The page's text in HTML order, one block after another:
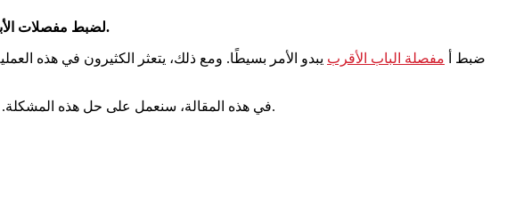
لضبط مفصلات الأبواب ذاتية الإغلاق، حدد مسامير الضبط الخاصة بتوتر الزنبرك، وسرعة الإغلاق، وسرعة القفل؛ وقم بإجراء تعديلات صغيرة.
ضبط أ مفصلة الباب الأقرب يبدو الأمر بسيطًا. ومع ذلك، يتعثر الكثيرون في هذه
في هذه المقالة، سنعمل على حل هذه المشكلة. لن ندخل في أي تفسيرات غير ضرورية أو تعقيدات مفرطة. لننتقل إلى صلب الموضوع. سنشرح لك العملية خطوة بخطوة.